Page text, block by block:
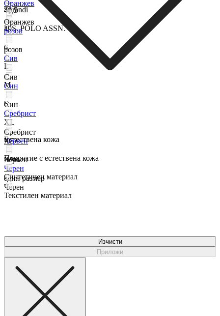
48,5
49
6
L
M
S
XL
XS
XXL
един размер
Sprandi
U.S. POLO ASSN.
Оранжев
Оранжев
розов
розов
Сив
Сив
Син
Син
Сребрист
Сребрист
Червен
Червен
Черен
Черен
Естествена кожа
Покритие с естествена кожа
Синтетичен материал
Текстилен материал
Изчисти
Приложи